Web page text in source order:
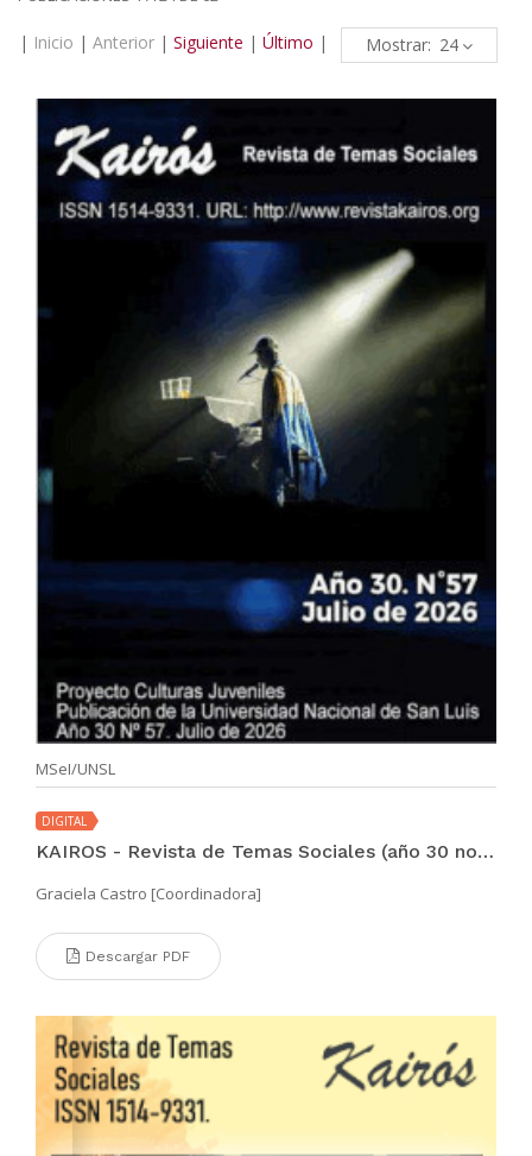
| Inicio | Anterior | Siguiente | Último | Mostrar:
MSeI/UNSL
DIGITAL
KAIROS - Revista de Temas Sociales (año 30 no. 57 jul 2026)
Graciela Castro [Coordinadora]
Descargar PDF